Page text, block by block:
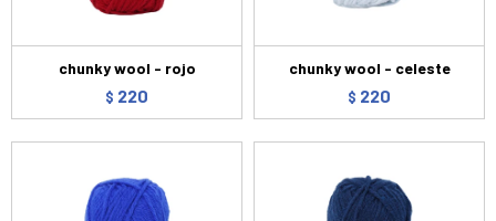
chunky wool - rojo
$ 220
chunky wool - celeste
$ 220